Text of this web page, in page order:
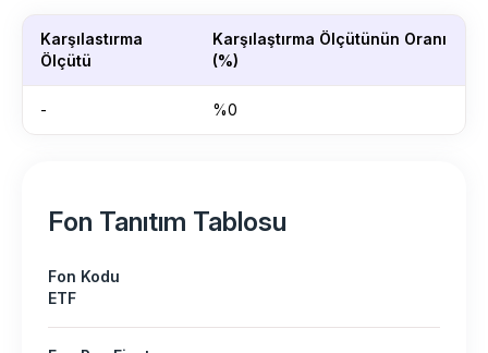
Karşılastırma
Ölçütü
Karşılaştırma Ölçütünün Oranı
(%)
- %0
Fon Tanıtım Tablosu
Fon Kodu
ETF